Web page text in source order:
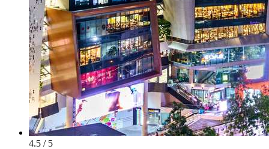
4.5 / 5